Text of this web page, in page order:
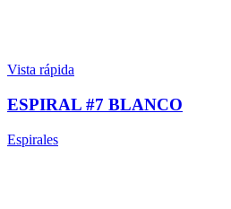
Vista rápida
ESPIRAL #7 BLANCO
Espirales